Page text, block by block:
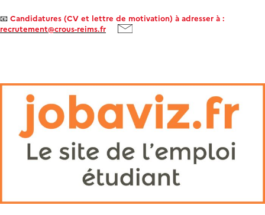
📧 Candidatures (CV et lettre de motivation) à adresser à :
recrutement@crous-reims.fr